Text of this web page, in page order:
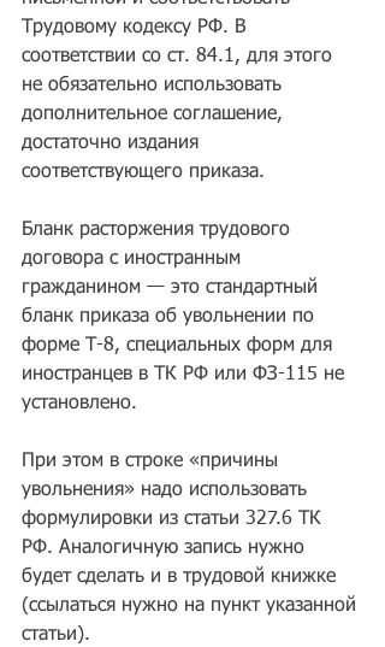
Трудовому кодексу РФ. В
соответствии со ст. 84.1, для этого
не обязательно использовать
дополнительное соглашение,
достаточно издания
соответствующего приказа.
Бланк расторжения трудового
договора с иностранным
гражданином — это стандартный
бланк приказа об увольнении по
форме Т-8, специальных форм для
иностранцев в ТК РФ или ФЗ-115 не
установлено.
При этом в строке «причины
увольнения» надо использовать
формулировки из статьи 327.6 ТК
РФ. Аналогичную запись нужно
будет сделать и в трудовой книжке
(ссылаться нужно на пункт указанной
статьи).